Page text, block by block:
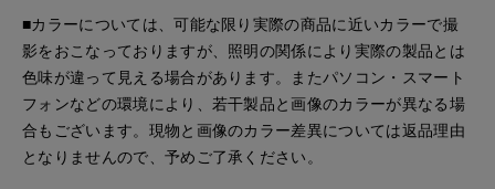
■カラーについては、可能な限り実際の商品に近いカラーで撮
影をおこなっておりますが、照明の関係により実際の製品とは
色味が違って見える場合があります。またパソコン・スマート
フォンなどの環境により、若干製品と画像のカラーが異なる場
合もございます。現物と画像のカラー差異については返品理由
となりませんので、予めご了承ください。